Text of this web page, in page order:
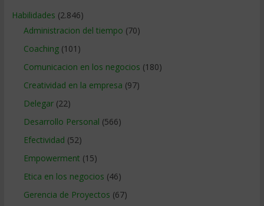
Habilidades (2.846)
Administracion del tiempo (70)
Coaching(101)
Comunicacion en los negocios (180)
Creatividad en la empresa (97)
Delegar(22)
Desarrollo Personal (566)
Efectividad (52)
Empowerment (15)
Etica en los negocios (46)
Gerencia de Proyectos (67)